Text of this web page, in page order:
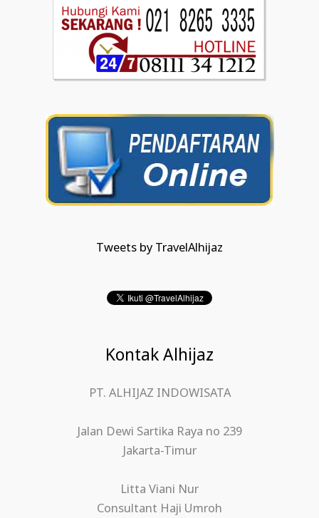
Tweets by TravelAlhijaz
Kontak Alhijaz
PT. ALHIJAZ INDOWISATA
Jalan Dewi Sartika Raya no 239
Jakarta-Timur
Litta Viani Nur
Consultant Haji Umroh